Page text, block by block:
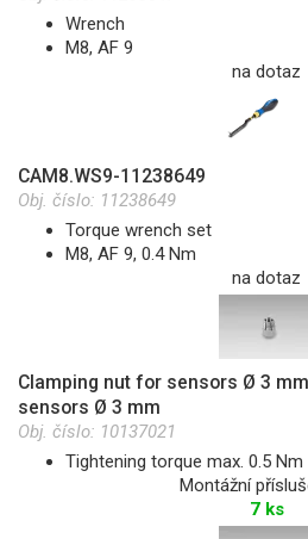
Wrench
M8, AF 9
na dotaz
CAM8.WS9-11238649
Obj. číslo: 11238649
Torque wrench set
M8, AF 9, 0.4 Nm
na dotaz
Clamping nut for sensors Ø 3
sensors Ø 3 mm
Obj. číslo: 10137021
Tightening torque max. 0.5 Nm
Montážní
7 ks